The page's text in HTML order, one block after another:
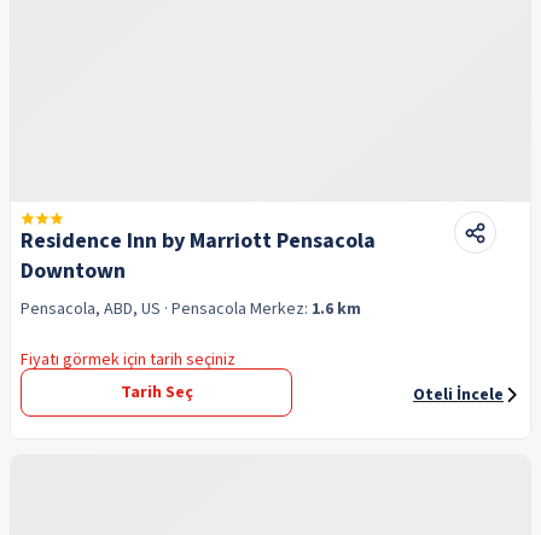
Residence Inn by Marriott Pensacola
Downtown
Pensacola, ABD, US · Pensacola Merkez: 1.6 km
Fiyatı görmek için tarih seçiniz
Tarih Seç
Oteli İncele